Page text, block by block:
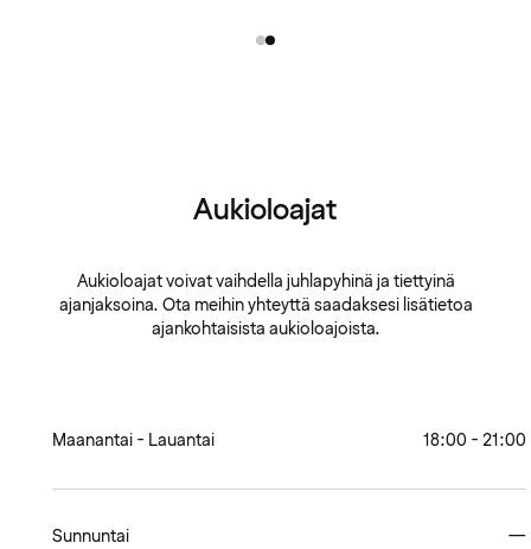
Aukioloajat
Aukioloajat voivat vaihdella juhlapyhinä ja tiettyinä
ajanjaksoina. Ota meihin yhteyttä saadaksesi lisätietoa
ajankohtaisista aukioloajoista.
Maanantai - Lauantai 18:00 - 21:00
Sunnuntai —